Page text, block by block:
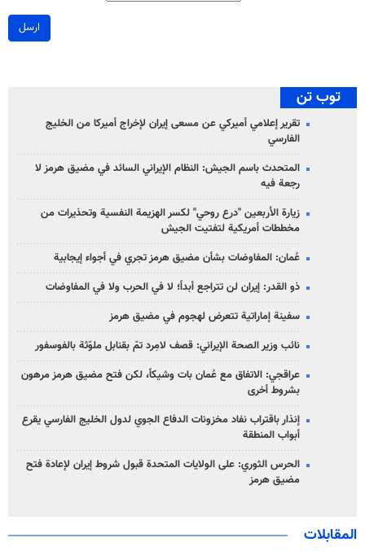
ارسل
توب تن
تقرير إعلامي أميركي عن مسعى إيران لإخراج أميركا من الخليج
الفارسي
المتحدث باسم الجيش: النظام الإيراني السائد في مضيق هرمز لا
رجعة فيه
زيارة الأربعين "درع روحي" لكسر الهزيمة النفسية وتحذيرات من
مخططات أمريكية لتفتيت الجيش
عُمان: المفاوضات بشأن مضيق هرمز تجري في أجواء إيجابية
ذو القدر: إيران لن تتراجع أبداً؛ لا في الحرب ولا في المفاوضات
سفينة إماراتية تتعرض لهجوم في مضيق هرمز
نائب وزير الصحة الإيراني: قصف لامِرد تمّ بقنابل ملوّثة بالفوسفور
عراقجي: الاتفاق مع عُمان بات وشيكاً، لكن فتح مضيق هرمز مرهون
بشروط أخرى
إنذار باقتراب نفاد مخزونات الدفاع الجوي لدول الخليج الفارسي يقرع
أبواب المنطقة
الحرس الثوري: على الولايات المتحدة قبول شروط إيران لإعادة فتح
مضيق هرمز
المقابلات